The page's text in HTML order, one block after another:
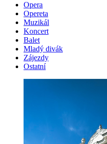
Opera
Opereta
Muzikál
Koncert
Balet
Mladý divák
Zájezdy
Ostatní